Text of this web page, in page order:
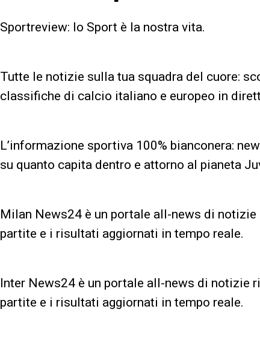
Sportreview: lo Sport è la nostra vita.
Tutte le notizie sulla tua squadra del cuore:
classifiche di calcio italiano e europeo in
L’informazione sportiva 100% bianconera:
su quanto capita dentro e attorno al pianeta
Milan News24 è un portale all-news di notizie
partite e i risultati aggiornati in tempo reale.
Inter News24 è un portale all-news di notizie
partite e i risultati aggiornati in tempo reale.